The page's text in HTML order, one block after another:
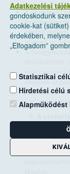
A kérelmező
kezdeményező
adatok mellett
is kezeli az
A
eredményes
azonban az
címén nem
kérhet a
Magyar
6.): az adott
Adatkezelési
gondoskodunk
cookie-kat
érdekében,
„Elfogadom”
Statisztikai
Hirdetési célú